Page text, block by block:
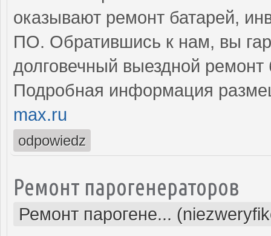
оказывают ремонт батарей,
ПО. Обратившись к нам, вы
долговечный выездной ремонт
Подробная информация
max.ru
odpowiedz
Ремонт парогенераторов
Ремонт парогене...